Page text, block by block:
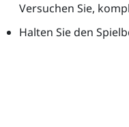
Versuchen Sie,
Halten Sie den